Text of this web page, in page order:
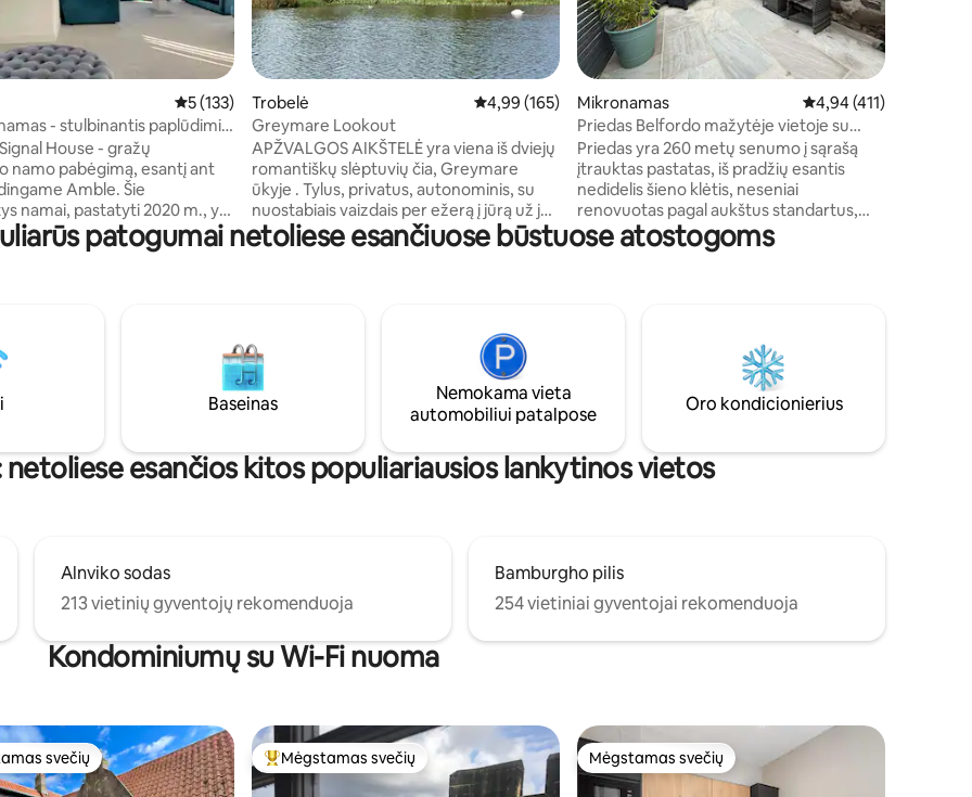
iš 5, atsiliepimų: 503
Vidutinis įvertinimas: 5 iš 5, atsiliepimų: 133
5 (133)
- stulbinantis paplūdimio
m. pastatas
House - gražų
namo pabėgimą, esantį ant
Amble. Šie
namai, pastatyti 2020 m., yra
dizaino ir pakrantės
siūlo ramų
suprojektuota per du aukštus,
gyvenamoji erdvė yra
taip, kad užfiksuotų
vaizdus į jūrą ir kad
Trobelė Vidutinis įvertinimas: 4,99 iš 5, atsiliepimų: 165
4,99 (165)
Greymare Lookout
APŽVALGOS AIKŠTELĖ yra viena iš dviejų
romantiškų slėptuvių čia, Greymare
ūkyje . Tylus, privatus, autonominis, su
nuostabiais vaizdais per ežerą į jūrą už jos
ir kalvų už jos. Netoli Farne salų,
Šventosios salos, Šv. Kutberto kelio ir Šv.
degiklio arba lauko laužavietės su vyno
buteliu, pasinerkite į vaizdus ir tamsų
naktinį dangų aplink jus. 4G. Radijas.
Atsiveskite ir draugų! Peržiūrėkite kitą
mūsų skelbimą GREYMARE OUTLOOK
Mikronamas Vidutinis įvertinimas:
4,94 (411)
Priedas Belfordo mažytėje vietoje su
didele širdimi
Priedas yra 260 metų senumo į sąrašą
įtrauktas pastatas, iš pradžių esantis
nedidelis šieno klėtis, neseniai
renovuotas pagal aukštus standartus,
suteikiantis mūsų svečiams patogią
viešnagę su lengvais pusryčiais ir puikiai
nėra pakankamai vietos. Bet mums
patinka matyti visus skirtingus šunis,
kurie atvyksta atostogauti ir smagiai
leidžia laiką saugiame aptvertame kieme.
patogumai netoliese esančiuose būstuose atostogoms
Baseinas
Nemokama vieta
automobiliui patalpose
Oro kondicionierius
netoliese esančios kitos populiariausios lankytinos vietos
Alnviko sodas
213 vietinių gyventojų rekomenduoja
Bamburgho pilis
254 vietiniai gyventojai rekomenduoja
Kondominiumų su Wi-Fi nuoma
svečių Svečių mėgstamiausias
Mėgstamas svečių Mėgstamas svečių
Mėgstamas svečių